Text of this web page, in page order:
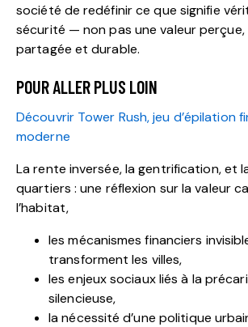
société de redéfinir ce que signifie
sécurité — non pas une valeur perçue,
partagée et durable.
POUR ALLER PLUS LOIN
Découvrir Tower Rush, jeu d’épilation
moderne
La rente inversée, la gentrification, et
quartiers : une réflexion sur la valeur
l’habitat,
les mécanismes financiers
transforment les villes,
les enjeux sociaux liés à la
silencieuse,
la nécessité d’une politique